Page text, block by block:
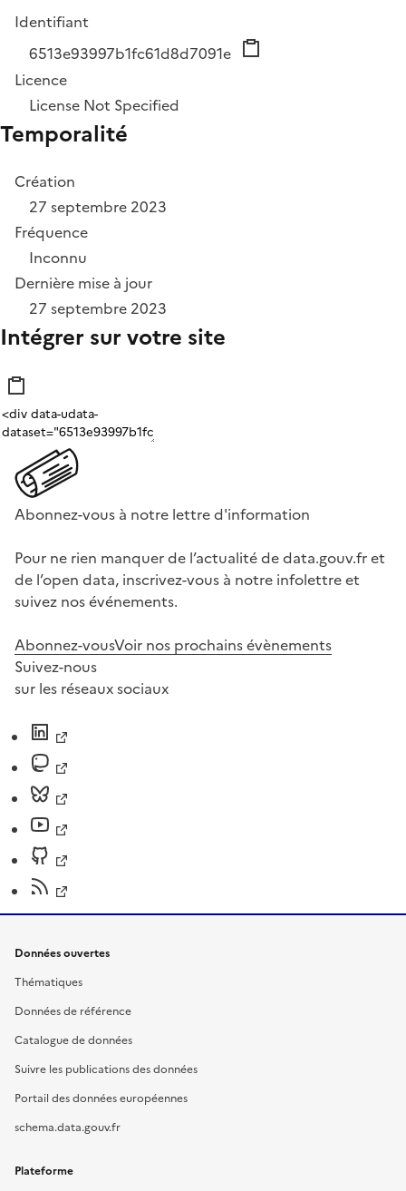
Identifiant
6513e93997b1fc61d8d7091e
Licence
License Not Specified
Temporalité
Création
27 septembre 2023
Fréquence
Inconnu
Dernière mise à jour
27 septembre 2023
Intégrer sur votre site
Abonnez-vous à notre lettre d'information
Pour ne rien manquer de l’actualité de data.gouv.fr et
de l’open data, inscrivez-vous à notre infolettre et
suivez nos événements.
Abonnez-vousVoir nos prochains évènements
Suivez-nous
sur les réseaux sociaux
Données ouvertes
Thématiques
Données de référence
Catalogue de données
Suivre les publications des données
Portail des données européennes
schema.data.gouv.fr
Plateforme